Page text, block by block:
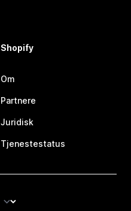
Shopify
Om
Partnere
Juridisk
Tjenestestatus